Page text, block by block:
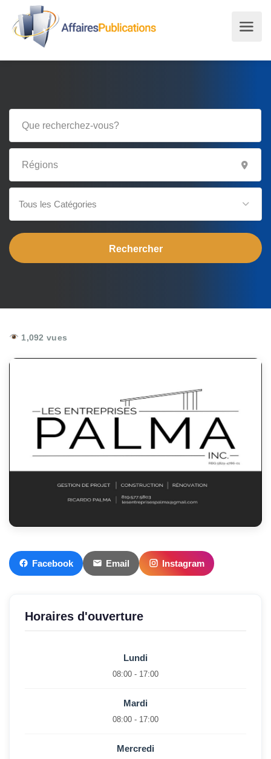
Tous les Catégories
1,092 vues
Facebook Email Instagram
Horaires d'ouverture
Lundi
08:00 - 17:00
Mardi
08:00 - 17:00
Mercredi